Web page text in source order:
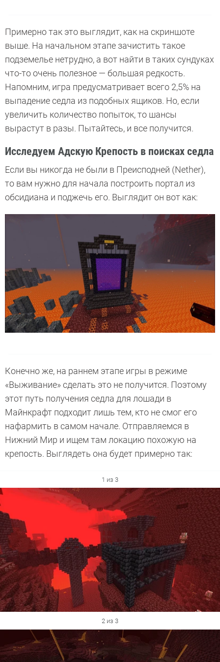
Примерно так это выглядит, как на скриншоте
выше. На начальном этапе зачистить такое
подземелье нетрудно, а вот найти в таких сундуках
что-то очень полезное — большая редкость.
Напомним, игра предусматривает всего 2,5% на
выпадение седла из подобных ящиков. Но, если
увеличить количество попыток, то шансы
вырастут в разы. Пытайтесь, и все получится.
Исследуем Адскую Крепость в поисках седла
Если вы никогда не были в Преисподней (Nether),
то вам нужно для начала построить портал из
обсидиана и поджечь его. Выглядит он вот как:
Конечно же, на раннем этапе игры в режиме
«Выживание» сделать это не получится. Поэтому
этот путь получения седла для лошади в
Майнкрафт подходит лишь тем, кто не смог его
нафармить в самом начале. Отправляемся в
Нижний Мир и ищем там локацию похожую на
крепость. Выглядеть она будет примерно так:
1 из 3
2 из 3